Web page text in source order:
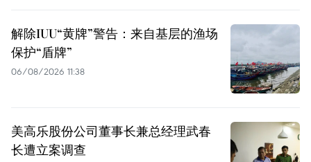
解除IUU“黄牌”警告：来自基层的渔场
保护“盾牌”
06/08/2026 11:38
美高乐股份公司董事长兼总经理武春
长遭立案调查